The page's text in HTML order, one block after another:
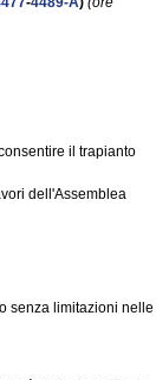
il trapianto
dell'Assemblea
senza limitazioni nelle